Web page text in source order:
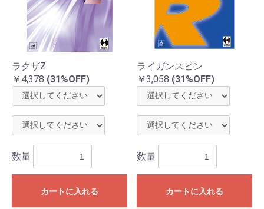
ラクザZ
￥4,378 (31%OFF)
数量
カートに入れる
ライガンスピン
￥3,058 (31%OFF)
数量
カートに入れる